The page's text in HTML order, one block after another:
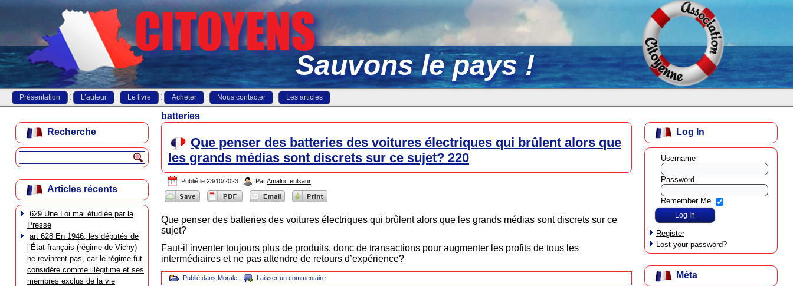
Sauvons le pays !
Présentation L’auteur Le livre Acheter Nous contacter Les articles
Recherche
Articles récents
629 Une Loi mal étudiée par la
Presse
art 628 En 1946, les députés de
l’État français (régime de Vichy)
ne revinrent pas, car le régime fut
considéré comme illégitime et ses
membres exclus de la vie
batteries
Que penser des batteries des voitures électriques qui brûlent alors que
les grands médias sont discrets sur ce sujet? 220
Publié le 23/10/2023 | ParAmalric eulsaur
Que penser des batteries des voitures électriques qui brûlent alors que les grands médias sont discrets sur ce
sujet?
Faut-il inventer toujours plus de produits, donc de transactions pour augmenter les profits de tous les
intermédiaires et ne pas attendre de retours d’expérience?
Publié dans Morale | Laisser un commentaire
Log In
Username
Password
Remember Me
Register
Lost your password?
Méta